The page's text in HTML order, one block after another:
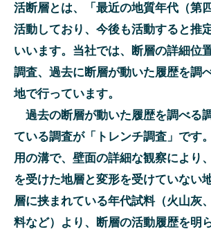
活断層とは、「最近の地質年代（第
活動しており、今後も活動すると推
いいます。当社では、断層の詳細位
調査、過去に断層が動いた履歴を調
地で行っています。
過去の断層が動いた履歴を調べる
ている調査が「トレンチ調査」です
用の溝で、壁面の詳細な観察により
を受けた地層と変形を受けていない
層に挟まれている年代試料（火山灰
料など）より、断層の活動履歴を明